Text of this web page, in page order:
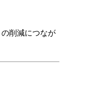
削減につなが